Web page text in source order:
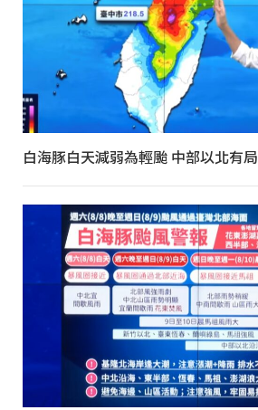
白海豚白天減弱為輕颱 中部以北有